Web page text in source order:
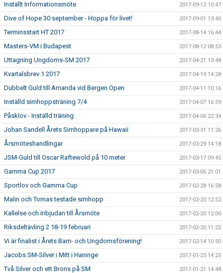
Inställt Informationsmöte 2017-09-12 10:47
Dive of Hope 30 september - Hoppa för livet! 2017-09-01 13:40
Terminsstart HT 2017 2017-08-14 16:44
Masters-VM i Budapest 2017-08-12 08:53
Uttagning Ungdoms-SM 2017 2017-04-21 13:48
Kvartalsbrev 1 2017 2017-04-19 14:28
Dubbelt Guld till Amanda vid Bergen Open 2017-04-11 10:16
Inställd simhoppsträning 7/4 2017-04-07 16:59
Påsklov - Inställd träning 2017-04-06 22:34
Johan Sandell Årets Simhoppare på Hawaii 2017-03-31 11:26
Årsmöteshandlingar 2017-03-29 14:18
JSM-Guld till Oscar Raftewold på 10 meter 2017-03-17 09:45
Gamma Cup 2017 2017-03-06 21:01
Sportlov och Gamma Cup 2017-02-28 16:58
Malin och Tomas testade simhopp 2017-02-20 12:52
Kallelse och inbjudan till Årsmöte 2017-02-20 12:00
Riksdeltävling 2 18-19 februari 2017-02-20 11:22
Vi är finalist i Årets Barn- och Ungdomsförening! 2017-02-14 10:50
Jacobs SM-Silver i Mitt i Haninge 2017-01-25 14:25
Två Silver och ett Brons på SM 2017-01-21 14:48